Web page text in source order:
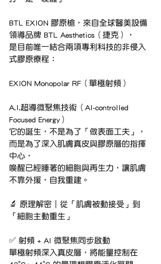
BTL EXION 膠原槍，來自全球醫美設備
領導品牌 BTL Aesthetics（捷克），
是目前唯一結合兩項專利科技的非侵入
式膠原療程：
EXION Monopolar RF（單極射頻）
A.I.超導微聚焦技術（AI-controlled
Focused Energy）
它的誕生，不是為了「做表面工夫」，
而是為了深入肌膚真皮與膠原層的指揮
中心，
喚醒已經睡著的細胞與再生力，讓肌膚
不靠外援，自我重建。
🔬 原理解密｜從「肌膚被動接受」到
「細胞主動重生」
✅ 射頻 + AI 微聚焦同步啟動
單極射頻深入真皮層，將能量控制在